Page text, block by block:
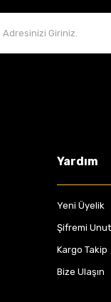
Yardım
Yeni Üyelik
Şifremi
Kargo Takip
Bize Ulaşın